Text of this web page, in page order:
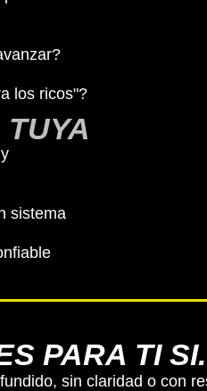
los ricos"?
sistema
PARA TI
sin claridad o con